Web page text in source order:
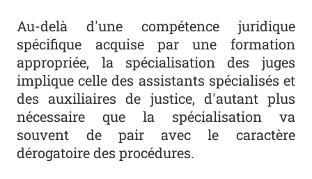
Au-delà d'une compétence juridique
spécifique acquise par une formation
appropriée, la spécialisation des juges
implique celle des assistants spécialisés et
des auxiliaires de justice, d'autant plus
nécessaire que la spécialisation va
souvent de pair avec le caractère
dérogatoire des procédures.